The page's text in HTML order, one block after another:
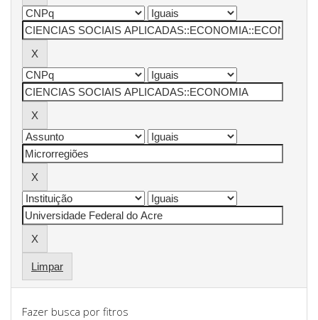
Limpar
Fazer busca por fitros